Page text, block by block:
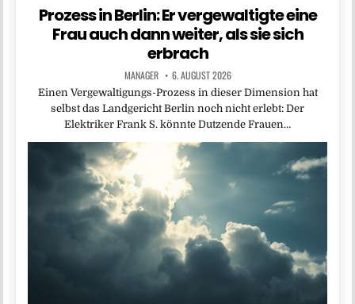
Prozess in Berlin: Er vergewaltigte eine
Frau auch dann weiter, als sie sich
erbrach
MANAGER 6. AUGUST 2026
Einen Vergewaltigungs-Prozess in dieser Dimension hat
selbst das Landgericht Berlin noch nicht erlebt: Der
Elektriker Frank S. könnte Dutzende Frauen…